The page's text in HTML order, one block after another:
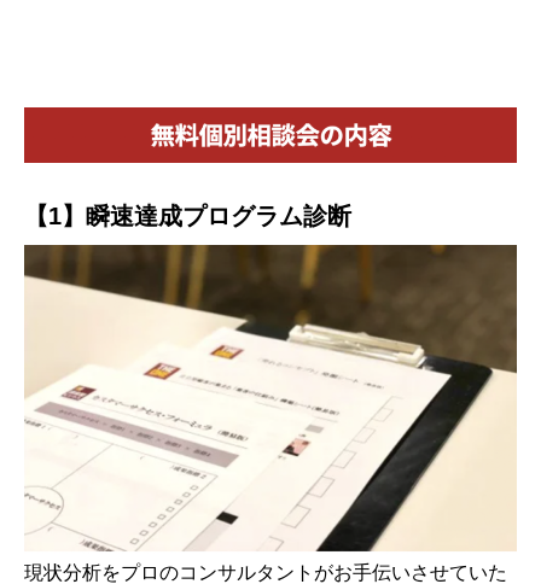
【1】瞬速達成プログラム診断
現状分析をプロのコンサルタントがお手伝いさせていた